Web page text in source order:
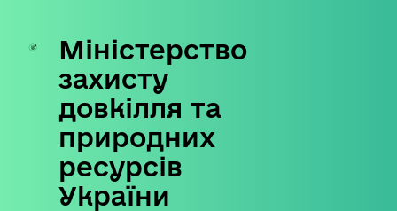
Skip
content
Міністерство
захисту
довкілля та
природних
ресурсів
України